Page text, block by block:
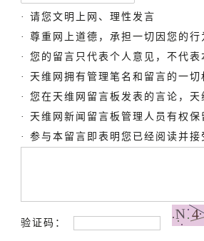
· 请您文明上网、理性发言
· 尊重网上道德，承担一切因您的
· 您的留言只代表个人意见，不代表
· 天维网拥有管理笔名和留言的一切
· 您在天维网留言板发表的言论，
· 天维网新闻留言板管理人员有权
· 参与本留言即表明您已经阅读并接
验证码：